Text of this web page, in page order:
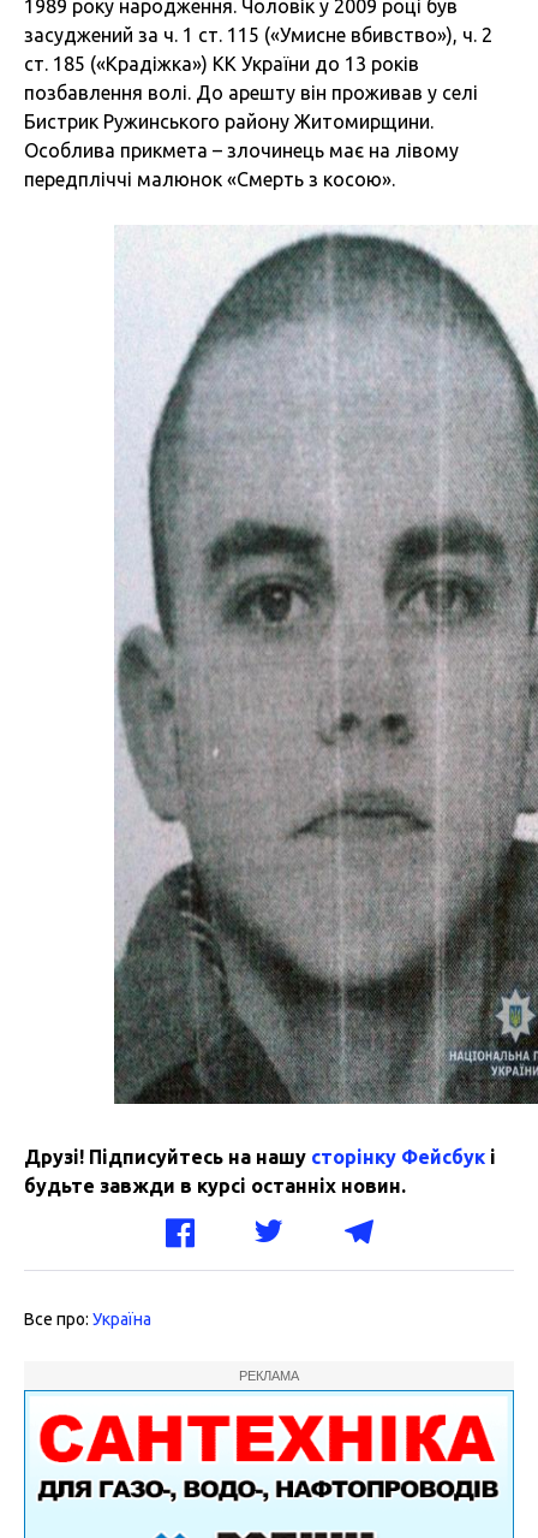
1989 року народження. Чоловік у 2009 році був
засуджений за ч. 1 ст. 115 («Умисне вбивство»), ч. 2
ст. 185 («Крадіжка») КК України до 13 років
позбавлення волі. До арешту він проживав у селі
Бистрик Ружинського району Житомирщини.
Особлива прикмета – злочинець має на лівому
передпліччі малюнок «Смерть з косою».
Друзі! Підписуйтесь на нашу сторінку Фейсбук і
будьте завжди в курсі останніх новин.
Все про: Україна
РЕКЛАМА